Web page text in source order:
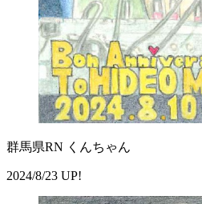
群馬県RN くんちゃん
2024/8/23 UP!